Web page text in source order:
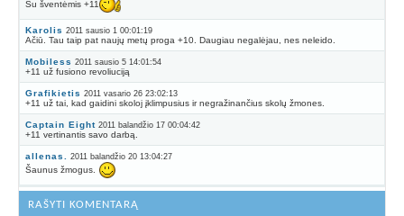
Su šventėmis +11
Karolis 2011 sausio 1 00:01:19
Ačiū. Tau taip pat naujų metų proga +10. Daugiau negalėjau, nes neleido.
Mobiless 2011 sausio 5 14:01:54
+11 už fusiono revoliuciją
Grafikietis 2011 vasario 26 23:02:13
+11 už tai, kad gaidini skoloj įklimpusius ir negražinančius skolų žmones.
Captain Eight 2011 balandžio 17 00:04:42
+11 vertinantis savo darbą.
allenas. 2011 balandžio 20 13:04:27
Šaunus žmogus.
RAŠYTI KOMENTARĄ